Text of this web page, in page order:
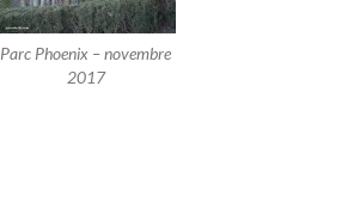
Parc Phoenix – novembre
2017